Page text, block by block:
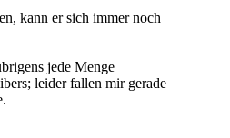
kann er sich immer noch
jede Menge
leider fallen mir gerade